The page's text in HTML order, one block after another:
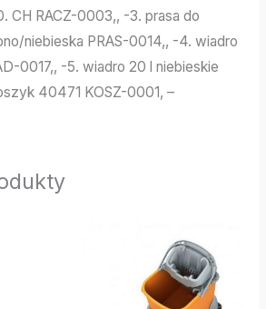
CH RACZ-0003,, -3. prasa do
niebieska PRAS-0014,, -4. wiadro
0017,, -5. wiadro 20 l niebieskie
40471 KOSZ-0001, –